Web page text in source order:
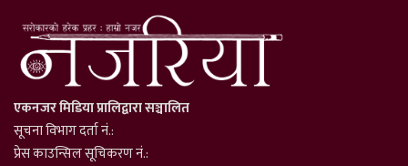
एकनजर मिडिया प्रालिद्वारा सञ्चालित
सूचना विभाग दर्ता नं.:
प्रेस काउन्सिल सूचिकरण नं.: